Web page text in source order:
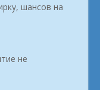
шансов на
не